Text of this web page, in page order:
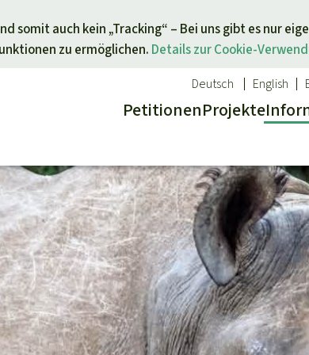
somit auch kein „Tracking“ – Bei uns gibt es nur
zu ermöglichen. Details zur Cookie-
PetitionenProjekteInfo
Aktuelles
Erfolge
Alle News
Kids
Newsletter­anmeldung
Report
Deutsch English
ein Thema Spenden für eine
Südostasien
Afrika
Lateinamerika